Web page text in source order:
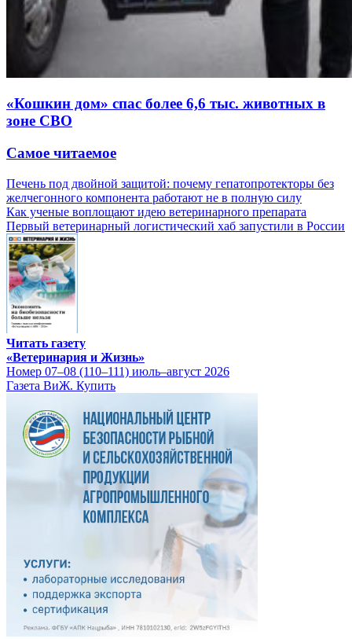
«Кошкин дом» спас более 6,6 тыс. животных в
зоне СВО
Самое читаемое
Печень под двойной защитой: почему гепатопротекторы без
желчегонного компонента работают не в полную силу
Как ученые воплощают идею ветеринарного препарата
Первый ветеринарный логистический хаб запустили в России
Читать газету
«Ветеринария и Жизнь»
Номер 07–08 (110–111) июль–август 2026
Газета ВиЖ. Купить